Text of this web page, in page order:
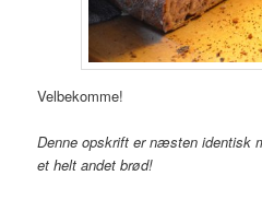
Velbekomme!
Denne opskrift er næsten identisk
et helt andet brød!